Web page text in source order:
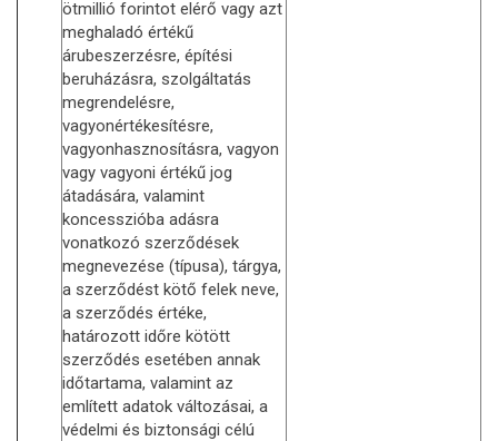
ötmillió forintot elérő vagy azt
meghaladó értékű
árubeszerzésre, építési
beruházásra, szolgáltatás
megrendelésre,
vagyonértékesítésre,
vagyonhasznosításra, vagyon
vagy vagyoni értékű jog
átadására, valamint
koncesszióba adásra
vonatkozó szerződések
megnevezése (típusa), tárgya,
a szerződést kötő felek neve,
a szerződés értéke,
határozott időre kötött
szerződés esetében annak
időtartama, valamint az
említett adatok változásai, a
védelmi és biztonsági célú